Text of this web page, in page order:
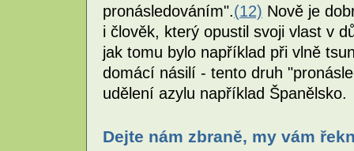
pronásledováním".(12) Nově je
i člověk, který opustil svoji vlast v
jak tomu bylo například při vlně
domácí násilí - tento druh
udělení azylu například Španělsko.
Dejte nám zbraně, my vám